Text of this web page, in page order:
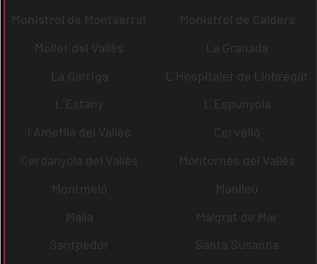
Monistrol de Montserrat
Monistrol de Calders
Mollet del Vallès
La Granada
La Garriga
L´Hospitalet de Llobregat
L´Estany
L´Espunyola
l´Ametlla del Vallès
Cervelló
Cerdanyola del Vallès
Montornès del Vallès
Montmeló
Manlleu
Malla
Malgrat de Mar
Santpedor
Santa Susanna